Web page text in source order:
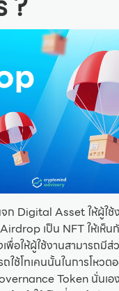
Digital Asset ให้ผู้ใช้
เป็น NFT ให้เห็
อให้ผู้ใช้งานสามารถมี
ถใช้โทเคนนั้นในการโห
Token นั่นเ